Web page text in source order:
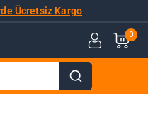
Ücretsiz Kargo
0